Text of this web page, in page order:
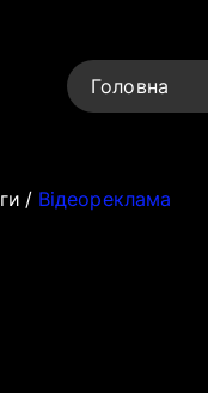
Головна
/ Відеореклама